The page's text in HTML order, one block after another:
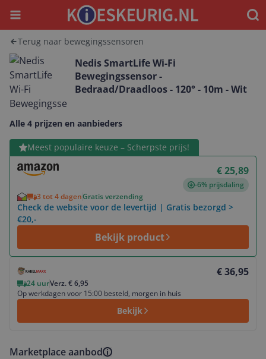
Menu
Terug naar bewegingssensoren
Nedis SmartLife Wi-Fi
Bewegingssensor -
Bedraad/Draadloos - 120° - 10m - Wit
Alle 4 prijzen en aanbieders
Meest populaire keuze – Scherpste prijs!
€ 25,89
-6% prijsdaling
3 tot 4 dagenGratis verzending
Check de website voor de levertijd | Gratis bezorgd >
€20,-
Bekijk product
Bekijk product
€ 36,95
24 uurVerz. € 6,95
Op werkdagen voor 15:00 besteld, morgen in huis
Bekijk
Marketplace aanbod